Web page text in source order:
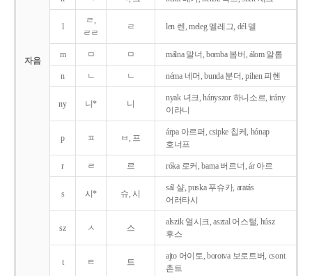
자음
l
ㄹ,
ㄹㄹ
ㄹ len 렌, meleg 멜레그, dél 델
m ㅁ ㅁ málna 말너, bomba 봄버, álom 알롬
n ㄴ ㄴ néma 네머, bunda 분더, pihen 피헨
ny 니* 니
nyak 녀크, hányszor 하니소르, irány
이라니
p ㅍ ㅂ, 프
árpa 아르퍼, csipke 칩케, hónap
호너프
r ㄹ 르 róka 로커, barna 버르너, ár 아르
s 시* 슈, 시
sál 샬, puska 푸슈카, aratás
어러타시
sz ㅅ 스
alszik 얼시크, asztal 어스털, húsz
후스
t ㅌ 트
ajto 어이토, borotva 보로트버, csont
촌트